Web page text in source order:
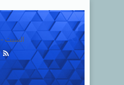
السبت - 08 أغسطس